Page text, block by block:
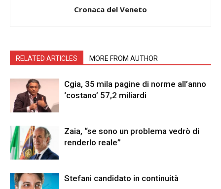
Cronaca del Veneto
RELATED ARTICLES MORE FROM AUTHOR
Cgia, 35 mila pagine di norme all’anno
‘costano’ 57,2 miliardi
Zaia, “se sono un problema vedrò di
renderlo reale”
Stefani candidato in continuità